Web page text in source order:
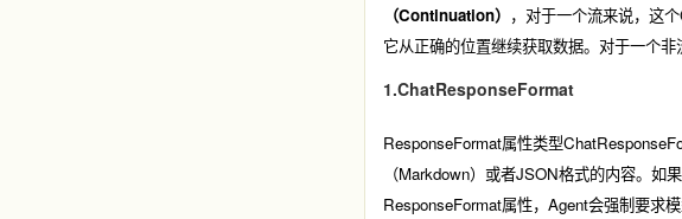
（Continuation） ，对于一个流来说，这
它从正确的位置继续获取数据。对于一个
1.ChatResponseFormat
ResponseFormat属性类型
（Markdown）或者JSON格式的内容。如
ResponseFormat属性，Agent会强制要求